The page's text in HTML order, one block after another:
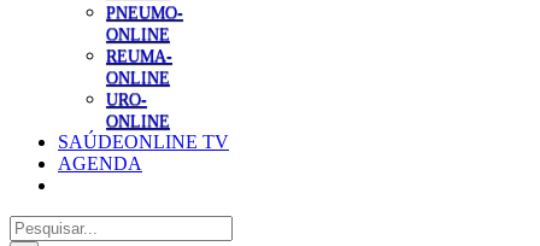
PNEUMO-
ONLINE
REUMA-
ONLINE
URO-
ONLINE
SAÚDEONLINE TV
AGENDA
Pesquisar